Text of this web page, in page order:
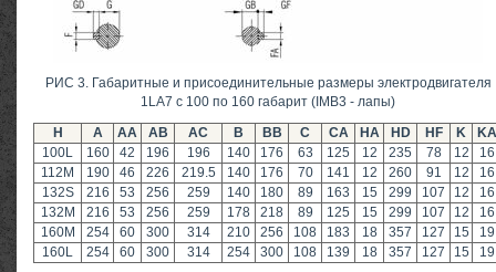
РИС 3. Габаритные и присоединительные размеры электродвигателя
1LA7 с 100 по 160 габарит (IMB3 - лапы)
Н
A AA AB AC B BB C CA HA HD HF K
KA
100L
160 42 196 196 140 176 63 125 12 235 78 12
16
112M
190 46 226 219.5 140 176 70 141 12 260 91 12
16
132S
216 53 256 259 140 180 89 163 15 299 107 12
16
132M
216 53 256 259 178 218 89 125 15 299 107 12
16
160M
254 60 300 314 210 256 108 183 18 357 127 15
19
160L
254 60 300 314 254 300 108 139 18 357 127 15 19